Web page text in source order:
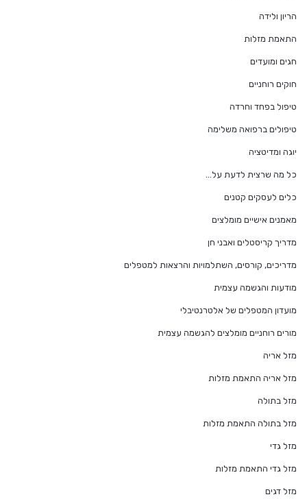
הריון ולידה
התאמת מזלות
חגים ומועדים
חוקים רוחניים
טיפול בפחד וחרדה
טיפולים ברפואה משלימה
יוגה ומדיטציה
כל מה שרצית לדעת על…
כלים לעסקים קטנים
מאמנים אישיים מומלצים
מדריך קריסטלים ואבני חן
מדריכים, קורסים, השתלמויות והרצאות למטפלים
מודעות והגשמה עצמית
מועדון המטפלים של אלטרנטיבלי
מורים רוחניים מומלצים להגשמה עצמית
מזל אריה
מזל אריה התאמת מזלות
מזל בתולה
מזל בתולה התאמת מזלות
מזל גדי
מזל גדי התאמת מזלות
מזל דגים